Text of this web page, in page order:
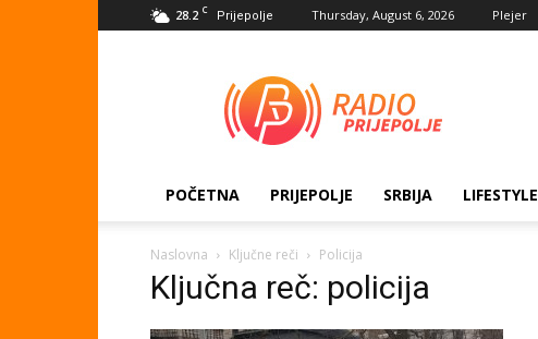
28.2 C Prijepolje Thursday, August 6, 2026 Plejer
Prijepolje
POČETNA PRIJEPOLJE SRBIJA LIFESTYLE
Naslovna Ključne reči Policija
Ključna reč: policija